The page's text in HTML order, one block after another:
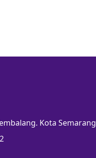
Kota Semarang